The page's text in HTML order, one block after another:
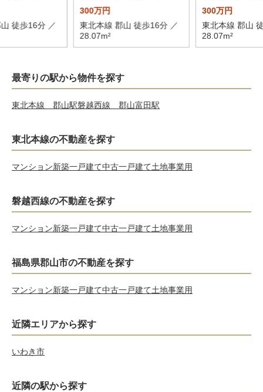
徒歩16分 ／
300万円
東北本線 郡山 徒歩16分 ／
28.07m²
300万円
東北本線 郡山
28.07m²
最寄りの駅から物件を探す
東北本線 郡山駅磐越西線 郡山富田駅
東北本線の不動産を探す
マンション新築一戸建て中古一戸建て土地事業用
磐越西線の不動産を探す
マンション新築一戸建て中古一戸建て土地事業用
福島県郡山市の不動産を探す
マンション新築一戸建て中古一戸建て土地事業用
近隣エリアから探す
いわき市
近隣の駅から探す